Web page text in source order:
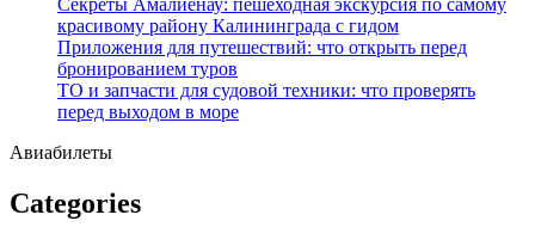
Секреты Амалиенау: пешеходная экскурсия по самому
красивому району Калининграда с гидом
Приложения для путешествий: что открыть перед
бронированием туров
ТО и запчасти для судовой техники: что проверять
перед выходом в море
Авиабилеты
Categories